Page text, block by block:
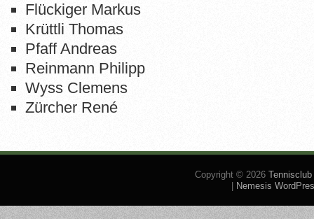
Flückiger Markus
Krüttli Thomas
Pfaff Andreas
Reinmann Philipp
Wyss Clemens
Zürcher René
Copyright © 2026
Nemesis